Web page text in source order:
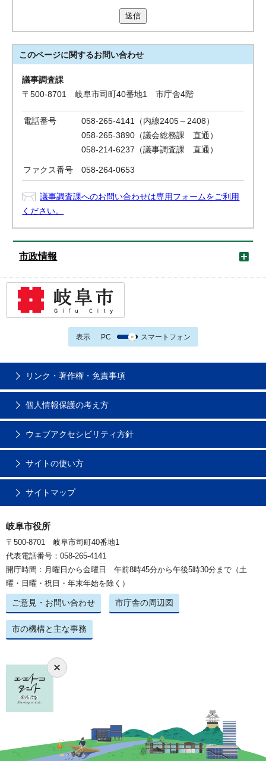
送信
このページに関するお問い合わせ
議事調査課
〒500-8701 岐阜市司町40番地1 市庁舎4階
電話番号
058-265-4141（内線2405～2408）
058-265-3890（議会総務課 直通）
058-214-6237（議事調査課 直通）
ファクス番号 058-264-0653
議事調査課へのお問い合わせは専用フォームをご利用
ください。
市政情報
表示 PC スマートフォン
リンク・著作権・免責事項
個人情報保護の考え方
ウェブアクセシビリティ方針
サイトの使い方
サイトマップ
岐阜市役所
〒500-8701 岐阜市司町40番地1
代表電話番号：058-265-4141
開庁時間：月曜日から金曜日 午前8時45分から午後5時30分まで（土
曜・日曜・祝日・年末年始を除く）
ご意見・お問い合わせ 市庁舎の周辺図
市の機構と主な事務